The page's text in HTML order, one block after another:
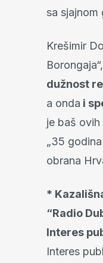
sa
Krešimir
dužnost
a onda i
je baš ovih
„35
obrana
*
“Radio
Interes
Interes